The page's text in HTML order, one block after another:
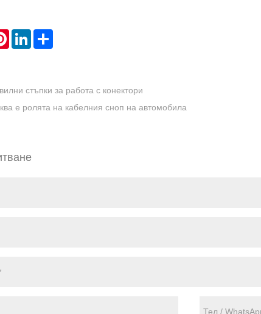
PinterestLinkedInShare
стъпки за работа с конектори
е ролята на кабелния сноп на автомобила